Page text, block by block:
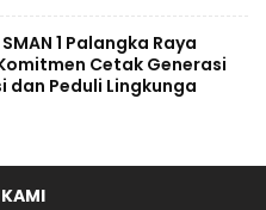
1 Palangka Raya
Cetak Generasi
dan Peduli Lingkunga